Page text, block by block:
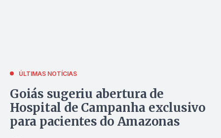
ÚLTIMAS NOTÍCIAS
Goiás sugeriu abertura de
Hospital de Campanha exclusivo
para pacientes do Amazonas